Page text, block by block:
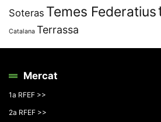
Soteras Temes Federatius
Catalana Terrassa
Mercat
1a RFEF >>
2a RFEF >>